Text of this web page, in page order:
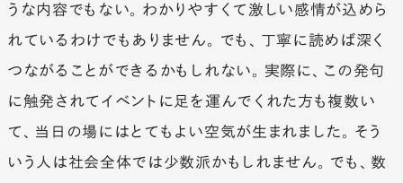
うな内容でもない。わかりやすくて激しい感情が込めら
れているわけでもありません。でも、丁寧に読めば深く
つながることができるかもしれない。実際に、この発句
に触発されてイベントに足を運んでくれた方も複数い
て、当日の場にはとてもよい空気が生まれました。そう
いう人は社会全体では少数派かもしれません。でも、数